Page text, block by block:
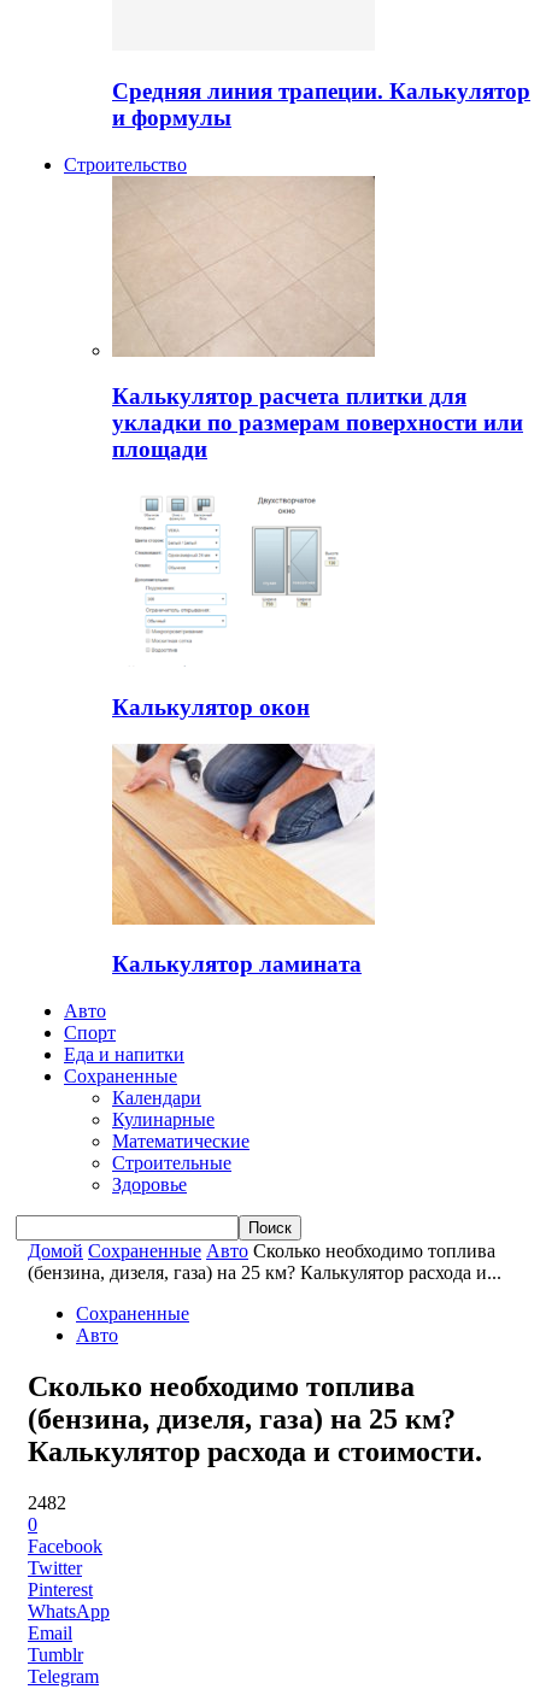
Средняя линия трапеции. Калькулятор
и формулы
Строительство
Калькулятор расчета плитки для
укладки по размерам поверхности или
площади
Калькулятор окон
Калькулятор ламината
Авто
Спорт
Еда и напитки
Сохраненные
Календари
Кулинарные
Математические
Строительные
Здоровье
Домой Сохраненные Авто Сколько необходимо топлива
(бензина, дизеля, газа) на 25 км? Калькулятор расхода и...
Сохраненные
Авто
Сколько необходимо топлива
(бензина, дизеля, газа) на 25 км?
Калькулятор расхода и стоимости.
2482
0
Facebook
Twitter
Pinterest
WhatsApp
Email
Tumblr
Telegram